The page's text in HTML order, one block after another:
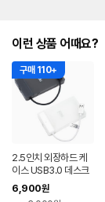
이런 상품 어때요?
구매 110+
2.5인치 외장하드 케
이스 USB3.0 데스크
탑 노트북 HDD SSD
케이스 파우치
6,900원